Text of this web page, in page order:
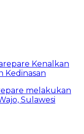
Kenalkan
Kedinasan